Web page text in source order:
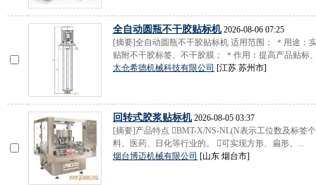
全自动圆瓶不干胶贴标机2026-08-06 07:25
[摘要]全自动圆瓶不干胶贴标机 适用范围： ＊用途：
贴附不干胶标签、不干胶膜； ＊作用：提高产品贴标
太仓希德机械科技有限公司 [江苏 苏州市]
回转式胶浆贴标机2026-08-05 03:37
[摘要]产品特点 BMT-X/NS-NL(N表示工位数及标签
料、医药、日化等行业的。 可实现方形、扁形、...
烟台博迈机械有限公司 [山东 烟台市]